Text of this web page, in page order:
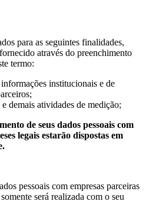
para as seguintes finalidades,
através do preenchimento
termo:
institucionais e de
demais atividades de medição;
de seus dados pessoais com
legais estarão dispostas em
pessoais com empresas parceiras
será realizada com o seu